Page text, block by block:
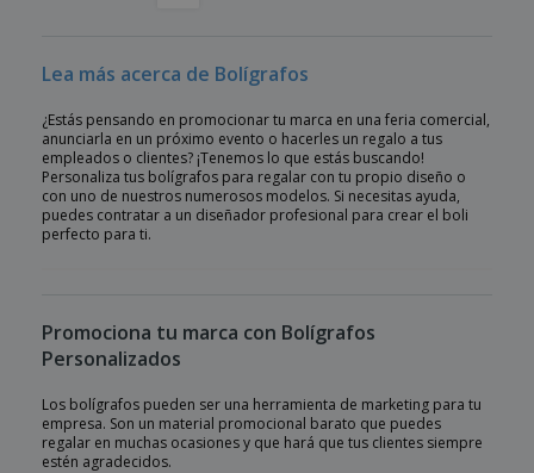
Lea más acerca de Bolígrafos
¿Estás pensando en promocionar tu marca en una feria comercial,
anunciarla en un próximo evento o hacerles un regalo a tus
empleados o clientes? ¡Tenemos lo que estás buscando!
Personaliza tus bolígrafos para regalar con tu propio diseño o
con uno de nuestros numerosos modelos. Si necesitas ayuda,
puedes contratar a un diseñador profesional para crear el boli
perfecto para ti.
Promociona tu marca con Bolígrafos
Personalizados
Los bolígrafos pueden ser una herramienta de marketing para tu
empresa. Son un material promocional barato que puedes
regalar en muchas ocasiones y que hará que tus clientes siempre
estén agradecidos.